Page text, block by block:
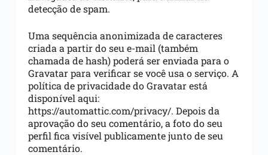
detecção de spam.
Uma sequência anonimizada de caracteres
criada a partir do seu e-mail (também
chamada de hash) poderá ser enviada para o
Gravatar para verificar se você usa o serviço. A
política de privacidade do Gravatar está
disponível aqui:
https://automattic.com/privacy/. Depois da
aprovação do seu comentário, a foto do seu
perfil fica visível publicamente junto de seu
comentário.